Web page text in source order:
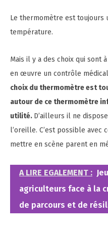
Le thermomètre est toujours
température.
Mais il y a des choix qui sont
en œuvre un contrôle
choix du thermomètre est
autour de ce thermomètre
utilité. D’ailleurs il ne
l’oreille. C’est possible
mettre en scène parent en
A LIRE EGALEMENT :
agriculteurs face à la
de parcours et de